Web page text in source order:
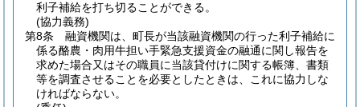
利子補給を打ち切ることができる。
(協力義務)
第8条
融資機関は、町長が当該融資機関の行った利子補給に
係る酪農・肉用牛担い手緊急支援資金の融通に関し報告を
求めた場合又はその職員に当該貸付けに関する帳簿、書類
等を調査させることを必要としたときは、これに協力しな
ければならない。